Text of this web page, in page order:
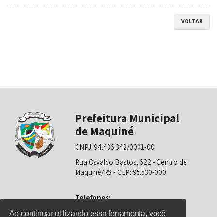
Ao continuar utilizando essa ferramenta, você
VOLTAR
Prefeitura Municipal
de Maquiné
CNPJ: 94.436.342/0001-00
Rua Osvaldo Bastos, 622 - Centro de
Maquiné/RS - CEP: 95.530-000
Telefones:
0800-6281325 (Prefeitura)